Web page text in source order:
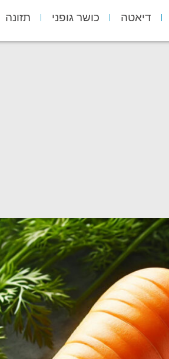
דיאטה כושר גופני תזונה